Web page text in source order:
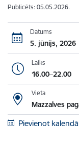
Publicēts: 05.05.2026.
Datums
5. jūnijs, 2026
Laiks
16.00–22.00
Vieta
Mazzalves
Pievienot